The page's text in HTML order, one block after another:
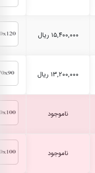
۱۵,۴۰۰,۰۰۰ ریال
۱۳,۲۰۰,۰۰۰ ریال
ناموجود
ناموجود